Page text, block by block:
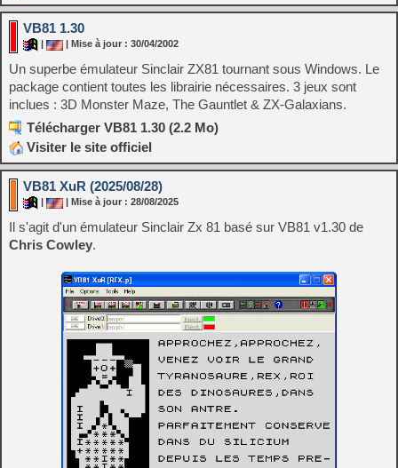
VB81 1.30
| Mise à jour : 30/04/2002
Un superbe émulateur Sinclair ZX81 tournant sous Windows. Le
package contient toutes les librairie nécessaires. 3 jeux sont
inclues : 3D Monster Maze, The Gauntlet & ZX-Galaxians.
Télécharger VB81 1.30 (2.2 Mo)
Visiter le site officiel
VB81 XuR (2025/08/28)
| Mise à jour : 28/08/2025
Il s'agit d'un émulateur Sinclair Zx 81 basé sur VB81 v1.30 de
Chris Cowley.